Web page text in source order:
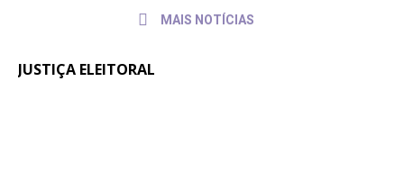
MAIS NOTÍCIAS
JUSTIÇA ELEITORAL